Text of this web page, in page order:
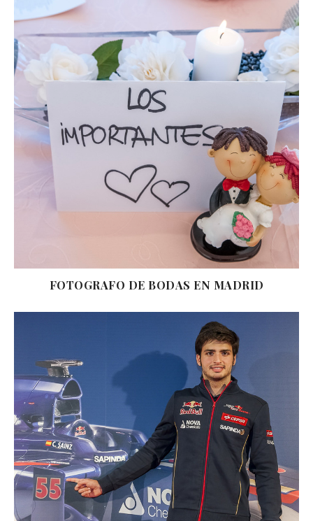
FOTOGRAFO DE BODAS EN MADRID